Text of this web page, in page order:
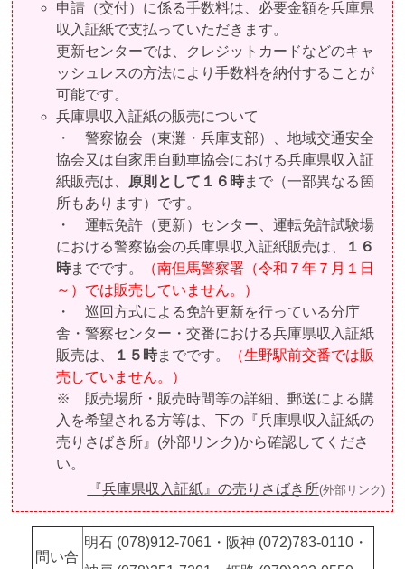
申請（交付）に係る手数料は、必要金額を兵庫県
収入証紙で支払っていただきます。
更新センターでは、クレジットカードなどのキャ
ッシュレスの方法により手数料を納付することが
可能です。
兵庫県収入証紙の販売について
・ 警察協会（東灘・兵庫支部）、地域交通安全
協会又は自家用自動車協会における兵庫県収入証
紙販売は、 原則として１６時まで（一部異なる箇
所もあります）です。
・ 運転免許（更新）センター、運転免許試験場
における警察協会の兵庫県収入証紙販売は、
１６
時までです。
（南但馬警察署（令和７年７月１日
～）では販売していません。）
・ 巡回方式による免許更新を行っている分庁
舎・警察センター・交番における兵庫県収入証紙
販売は、
１５時までです。
（生野駅前交番では販
売していません。）
※ 販売場所・販売時間等の詳細、郵送による購
入を希望される方等は、下の『兵庫県収入証紙の
売りさばき所』(外部リンク)から確認してくださ
い。
『兵庫県収入証紙』の売りさばき所(外部リンク)
問い合
明石 (078)912-7061・阪神 (072)783-0110・